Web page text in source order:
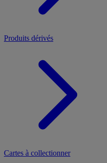
Produits dérivés
Cartes à collectionner